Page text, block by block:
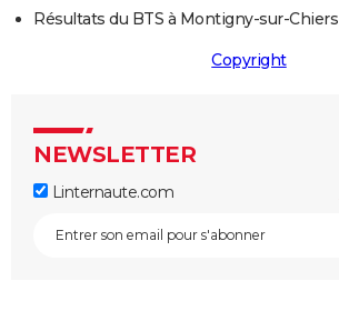
Résultats du BTS à Montigny-sur-Chiers
Copyright
NEWSLETTER
Linternaute.com